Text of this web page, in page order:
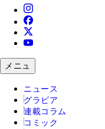
メニュ
ニュース
グラビア
連載コラム
コミック